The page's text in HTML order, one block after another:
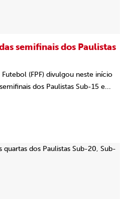
semifinais dos Paulistas
(FPF) divulgou neste início
dos Paulistas Sub-15 e...